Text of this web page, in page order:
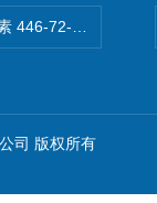
446-72-0
司 版权所有